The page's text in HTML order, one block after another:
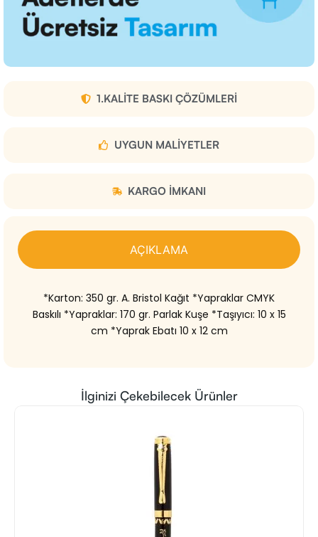
1.KALITE BASKI ÇÖZÜMLERI
UYGUN MALIYETLER
KARGO IMKANI
AÇIKLAMA
*Karton: 350 gr. A. Bristol Kağıt *Yapraklar CMYK
Baskılı *Yapraklar: 170 gr. Parlak Kuşe *Taşıyıcı: 10 x 15
cm *Yaprak Ebatı 10 x 12 cm
İlginizi Çekebilecek Ürünler